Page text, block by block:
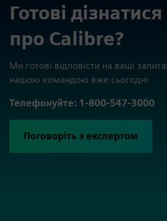
Готові
про Calibre?
Ми готові відповісти на ваші
нашою командою вже сьогодні
Телефонуйте: 1-800-547-3000
Поговоріть з експертом